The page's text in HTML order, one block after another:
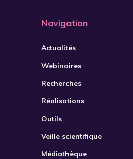
Navigation
Actualités
Webinaires
Recherches
Réalisations
Outils
Veille scientifique
Médiathèque